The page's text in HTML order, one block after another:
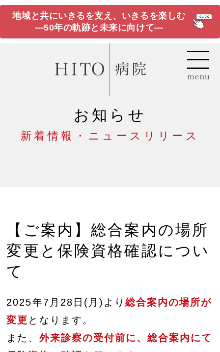
地域と共にいきるを支え、いきるを楽しむ
―50年の軌跡と未来に向けて―
お知らせ
新着情報・ニュースリリース
【ご案内】総合案内の場所
変更と保険資格確認につい
て
2025年7月28日(月)より 総合案内の場所が
変更 となります。
また、 外来診察の受付前に、総合案内にて